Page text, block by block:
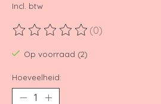
Incl. btw
De beoordeling van dit product is
(0)
Op voorraad (2)
Hoeveelheid: